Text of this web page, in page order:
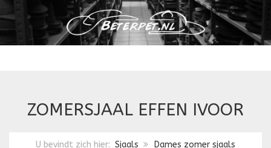
ZOMERSJAAL EFFEN IVOOR
U bevindt zich hier: Sjaals
Dames zomer sjaals